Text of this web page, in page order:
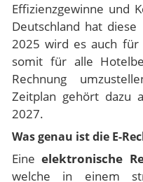
Effizienzgewinne und
Deutschland hat
2025 wird es auch
somit für alle
Rechnung
Zeitplan gehört dazu
2027.
Was genau ist die E-
Eineelektronische
welche in einem